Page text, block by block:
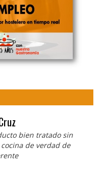
bien tratado sin
de verdad de